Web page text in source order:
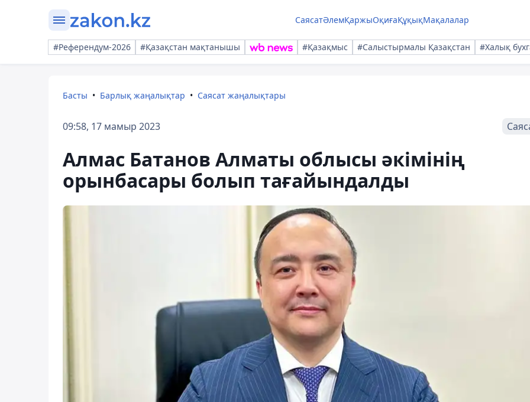
СаясатӘлемҚаржыОқиғаҚұқықМақалалар
#Референдум-2026 #Қазақстан мақтанышы #Қазақмыс #Салыстырмалы Қазақстан #Халық
Басты Барлық жаңалықтар Саясат жаңалықтары
09:58, 17 мамыр 2023
Алмас Батанов Алматы облысы әкімінің
орынбасары болып тағайындалды